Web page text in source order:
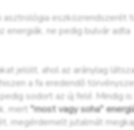
asztrológia eszközrendszerét
energiák, ne pedig bulvár adta
jelölt, ahol az aránylag
a fa eredendő
sodort az új felé. Mindig is
mert "most vagy soha"
megérdemelt jutalmát